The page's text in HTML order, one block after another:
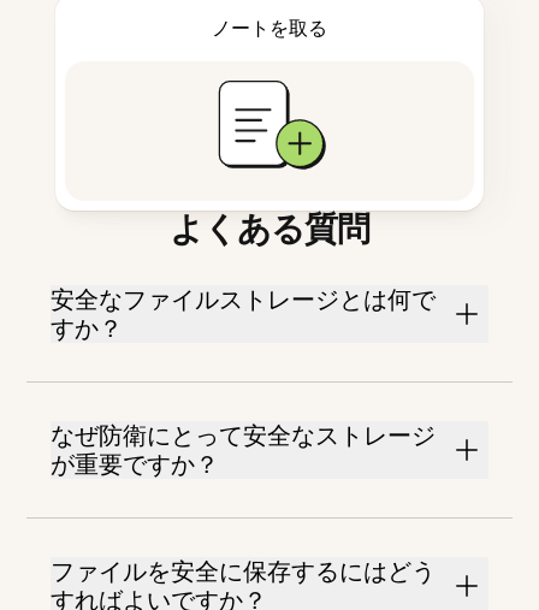
ノートを取る
よくある質問
安全なファイルストレージとは何で
すか？
なぜ防衛にとって安全なストレージ
が重要ですか？
ファイルを安全に保存するにはどう
すればよいですか？